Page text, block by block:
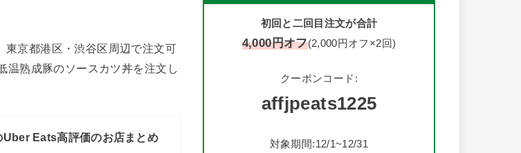
東京都港区・渋谷区周辺で注文可
温熟成豚のソースカツ丼を注文し
Eats高評価のお店まとめ
初回と二回目注文が合計
4,000円オフ(2,000円オフ×2回)
クーポンコード:
affjpeats1225
対象期間:12/1~12/31